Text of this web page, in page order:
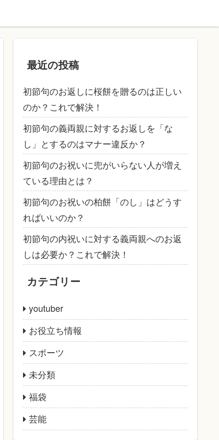
最近の投稿
初節句のお返しに桜餅を贈るのは正しい
のか？これで解決！
初節句の義両親に対するお返しを「な
し」とするのはマナー違反か？
初節句のお祝いに兜がいらない人が増え
ている理由とは？
初節句のお祝いの柏餅「のし」はどうす
ればいいのか？
初節句の内祝いに対する義両親へのお返
しは必要か？これで解決！
カテゴリー
youtuber
お役立ち情報
スポーツ
未分類
福袋
芸能